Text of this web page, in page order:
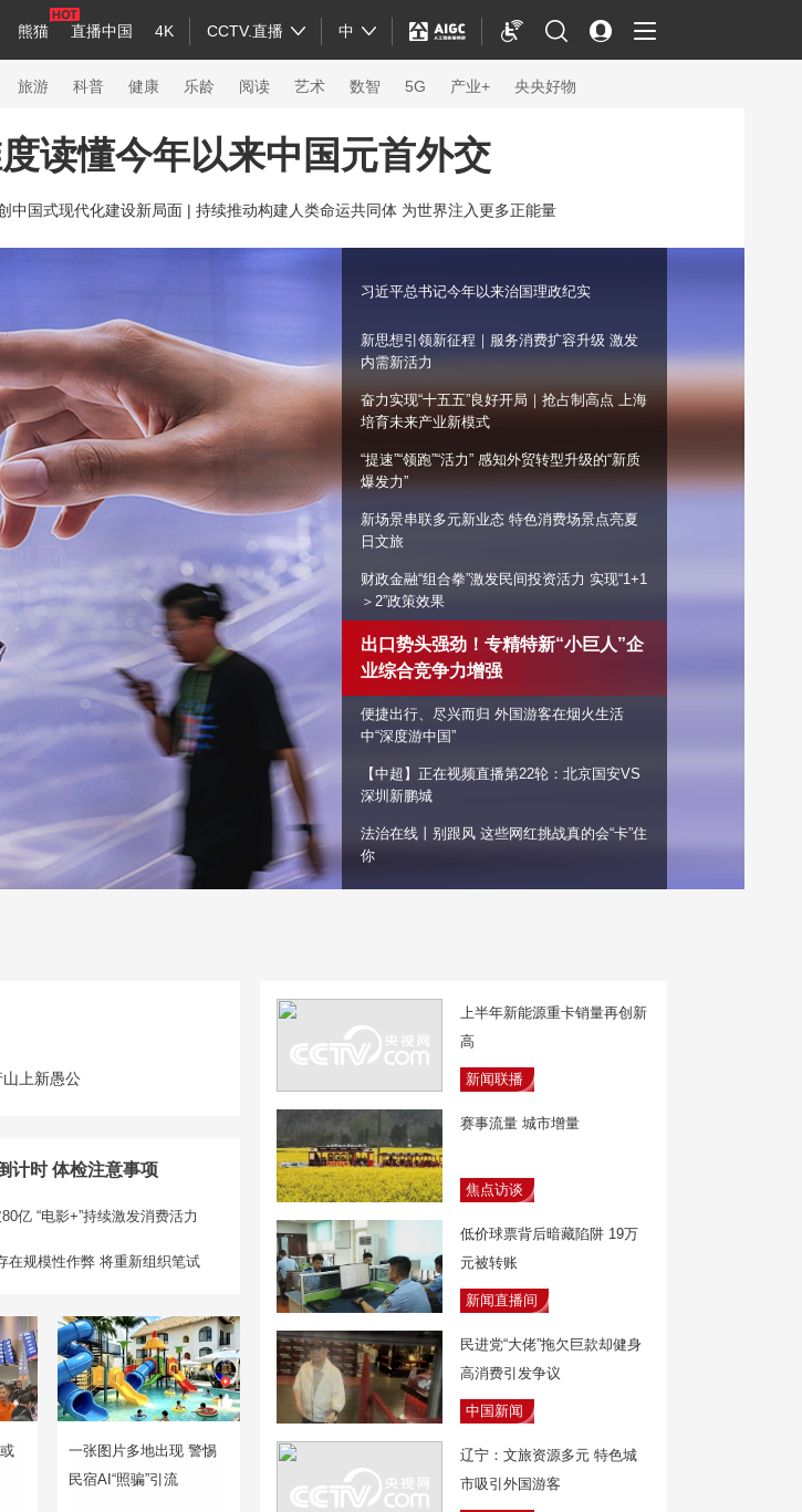
熊猫 直播中国 4K CCTV.直播 中
习式妙语 热解读 天天学习
主持人 下载央视影音
旅游 科普 健康 乐龄 阅读 艺术 数智 5G 产业+ 央央好物
大型活动
物 公益 图片
全景新闻
人生第二次
中超 国足 国际足球 网球 综合体育
冰雪道路 足球道路
旅游 科普 汽车 数智 5G 产业+
全民健康 颜选攻略 海洋 时尚 天气 才艺 网展 央央好物
名单
读懂今年以来中国元首外交
中国式现代化建设新局面 | 持续推动构建人类命运共同体 为世界注入更多正能量
习近平总书记今年以来治国理政纪实
新思想引领新征程｜服务消费扩容升级 激发
内需新活力
奋力实现“十五五”良好开局｜抢占制高点 上海
培育未来产业新模式
“提速”“领跑”“活力” 感知外贸转型升级的“新质
爆发力”
新场景串联多元新业态 特色消费场景点亮夏
日文旅
财政金融“组合拳”激发民间投资活力 实现“1+1
＞2”政策效果
出口势头强劲！专精特新“小巨人”企
业综合竞争力增强
便捷出行、尽兴而归 外国游客在烟火生活
中“深度游中国”
【中超】正在视频直播第22轮：北京国安VS
深圳新鹏城
法治在线丨别跟风 这些网红挑战真的会“卡”住
你
山上新愚公
计时 体检注意事项
亿 “电影+”持续激发消费活力
在规模性作弊 将重新组织笔试
一张图片多地出现 警惕
民宿AI“照骗”引流
上半年新能源重卡销量再创新
高
新闻联播
赛事流量 城市增量
焦点访谈
低价球票背后暗藏陷阱 19万
元被转账
新闻直播间
民进党“大佬”拖欠巨款却健身
高消费引发争议
中国新闻
辽宁：文旅资源多元 特色城
市吸引外国游客